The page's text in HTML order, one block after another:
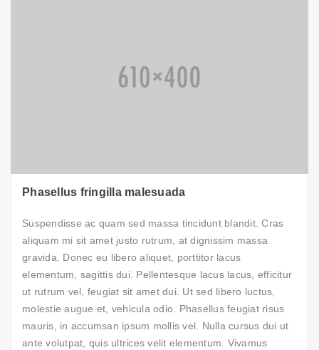
Phasellus fringilla malesuada
Suspendisse ac quam sed massa tincidunt blandit. Cras
aliquam mi sit amet justo rutrum, at dignissim massa
gravida. Donec eu libero aliquet, porttitor lacus
elementum, sagittis dui. Pellentesque lacus lacus, efficitur
ut rutrum vel, feugiat sit amet dui. Ut sed libero luctus,
molestie augue et, vehicula odio. Phasellus feugiat risus
mauris, in accumsan ipsum mollis vel. Nulla cursus dui ut
ante volutpat, quis ultrices velit elementum. Vivamus